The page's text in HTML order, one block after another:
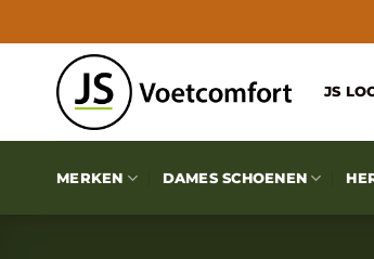
naar
JS
MERKEN DAMES SCHOENEN